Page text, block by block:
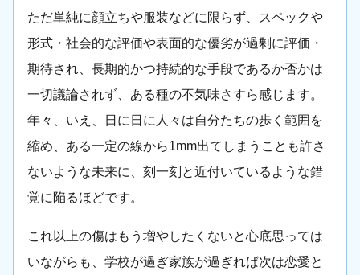
ただ単純に顔立ちや服装などに限らず、スペックや
形式・社会的な評価や表面的な優劣が過剰に評価・
期待され、長期的かつ持続的な手段であるか否かは
一切議論されず、ある種の不気味さすら感じます。
年々、いえ、日に日に人々は自分たちの歩く範囲を
縮め、ある一定の線から1mm出てしまうことも許さ
ないような未来に、刻一刻と近付いているような錯
覚に陥るほどです。
これ以上の傷はもう増やしたくないと心底思っては
いながらも、学校が過ぎ家族が過ぎれば次は恋愛と